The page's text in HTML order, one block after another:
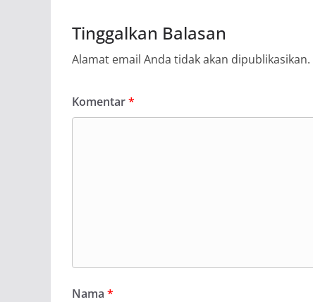
Tinggalkan Balasan
Alamat email Anda tidak akan dipublikasikan.
Komentar*
Nama *